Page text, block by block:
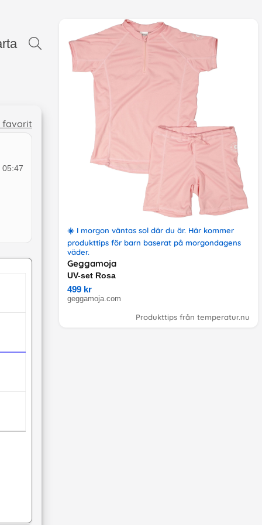
favorit
05:47
☀️ I morgon väntas sol där du är. Här kommer
produkttips för barn baserat på morgondagens
väder.
Geggamoja
UV-set Rosa
499 kr
geggamoja.com
Produkttips från temperatur.nu